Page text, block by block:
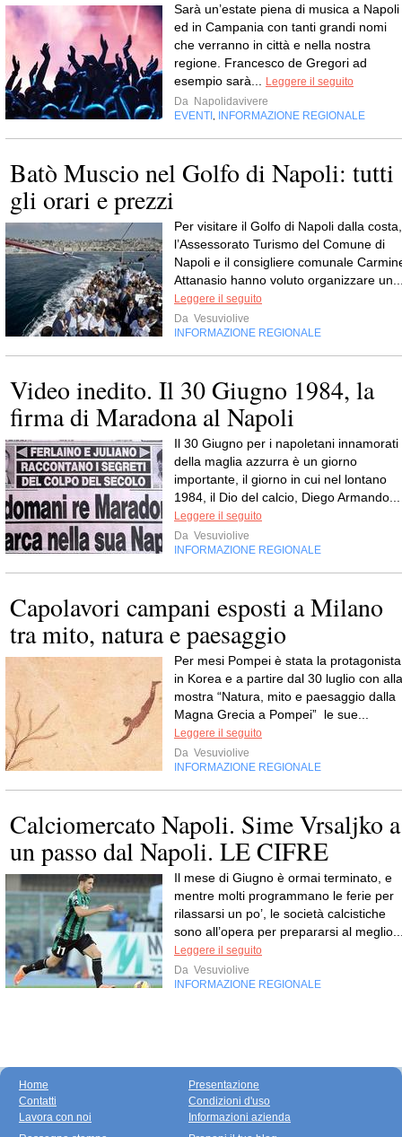
Sarà un’estate piena di musica a Napoli
ed in Campania con tanti grandi nomi
che verranno in città e nella nostra
regione. Francesco de Gregori ad
esempio sarà...
Leggere il seguito
Da Napolidavivere
EVENTI INFORMAZIONE REGIONALE
Batò Muscio nel Golfo di Napoli: tutti
gli orari e prezzi
Per visitare il Golfo di Napoli dalla costa,
l’Assessorato Turismo del Comune di
Napoli e il consigliere comunale
Attanasio hanno voluto organizzare
Leggere il seguito
Da Vesuviolive
INFORMAZIONE REGIONALE
Video inedito. Il 30 Giugno 1984, la
firma di Maradona al Napoli
Il 30 Giugno per i napoletani innamorati
della maglia azzurra è un giorno
importante, il giorno in cui nel lontano
1984, il Dio del calcio, Diego Armando...
Leggere il seguito
Da Vesuviolive
INFORMAZIONE REGIONALE
Capolavori campani esposti a Milano
tra mito, natura e paesaggio
Per mesi Pompei è stata la protagonista
in Korea e a partire dal 30 luglio con alla
mostra “Natura, mito e paesaggio dalla
Magna Grecia a Pompei” le sue...
Leggere il seguito
Da Vesuviolive
INFORMAZIONE REGIONALE
Calciomercato Napoli. Sime Vrsaljko a
un passo dal Napoli. LE CIFRE
Il mese di Giugno è ormai terminato, e
mentre molti programmano le ferie per
rilassarsi un po’, le società calcistiche
sono all’opera per prepararsi al
Leggere il seguito
Da Vesuviolive
INFORMAZIONE REGIONALE
Home
Contatti
Lavora con noi
Presentazione
Condizioni d'uso
Informazioni azienda